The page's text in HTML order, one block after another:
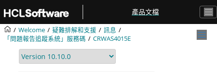
產品文檔
Welcome 疑難排解和支援
訊息
「問題報告追蹤系統」服務碼
CRWAS4015E